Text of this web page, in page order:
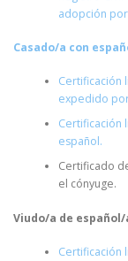
adopción
Casado/a con
Certificación
expedido
Certificación
español.
Certificado
el cónyuge.
Viudo/a de español/
Certificación